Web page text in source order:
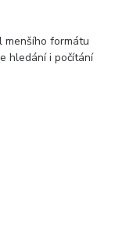
menšího formátu
hledání i počítání